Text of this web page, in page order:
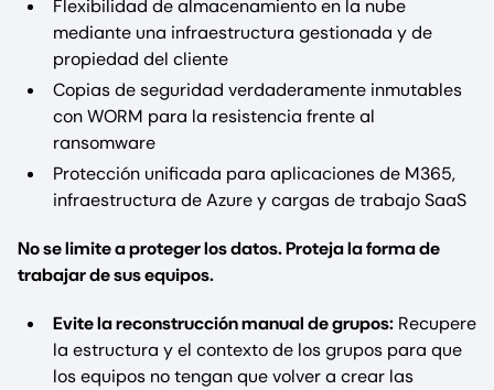
Flexibilidad de almacenamiento en la nube
mediante una infraestructura gestionada y de
propiedad del cliente
Copias de seguridad verdaderamente inmutables
con WORM para la resistencia frente al
ransomware
Protección unificada para aplicaciones de M365,
infraestructura de Azure y cargas de trabajo SaaS
No se limite a proteger los datos. Proteja la forma de
trabajar de sus equipos.
Evite la reconstrucción manual de grupos: Recupere
la estructura y el contexto de los grupos para que
los equipos no tengan que volver a crear las